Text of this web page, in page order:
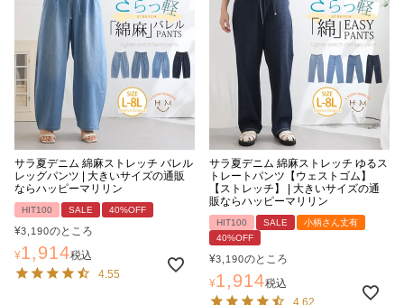
サラ夏デニム 綿麻ストレッチ バレル
レッグパンツ | 大きいサイズの通販
ならハッピーマリリン
HIT100 SALE 40%OFF
¥3,190のところ
¥1,914税込
4.55
サラ夏デニム 綿麻ストレッチ ゆるス
トレートパンツ【ウェストゴム】
【ストレッチ】 | 大きいサイズの通
販ならハッピーマリリン
HIT100 SALE
小柄さん丈有
40%OFF
¥3,190のところ
¥1,914税込
4.62